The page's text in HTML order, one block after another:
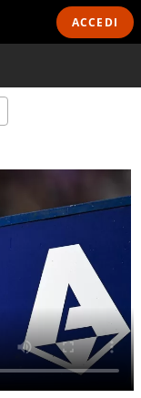
ACCEDI